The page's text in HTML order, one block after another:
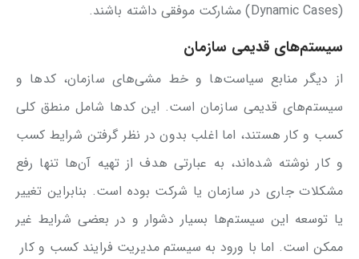
(Dynamic Cases) مشارکت موفقی داشته باشند.
سیستم‌های قدیمی سازمان
از دیگر منابع سیاست‌ها و خط مشی‌های سازمان، کدها و
سیستم‌های قدیمی سازمان است. این کدها شامل منطق کلی
کسب و کار هستند، اما اغلب بدون در نظر گرفتن شرایط کسب
و کار نوشته شده‌اند، به عبارتی هدف از تهیه آن‌ها تنها رفع
مشکلات جاری در سازمان یا شرکت بوده است. بنابراین تغییر
یا توسعه این سیستم‌ها بسیار دشوار و در بعضی شرایط غیر
ممکن است. اما با ورود به سیستم مدیریت فرایند کسب و کار